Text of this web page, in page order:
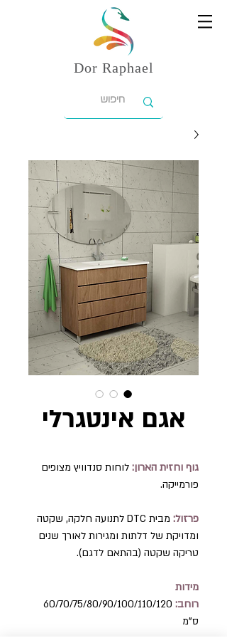
Dor Raphael
אגם אינטגרלי
גוף וחזית הארון: לוחות סנדוויץ מצופים
פורמייקה.
פרזול:
מבית DTC לתנועה חלקה, שקטה
ומדויקת של דלתות ומגירות לאורך שנים
טריקה שקטה (בהתאם לדגם).
מידות
רוחב: 60/70/75/80/90/100/110/120
ס"מ